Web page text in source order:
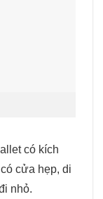
có kích
cửa hẹp, di
nhỏ.